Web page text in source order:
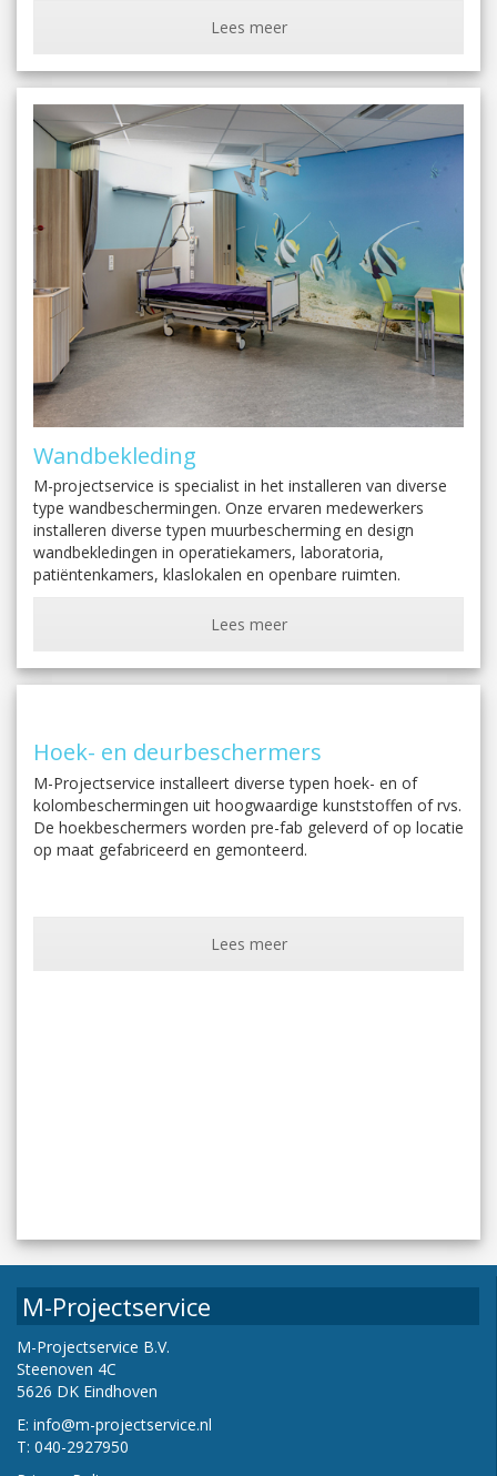
Lees meer
Wandbekleding
M-projectservice is specialist in het installeren van diverse
type wandbeschermingen. Onze ervaren medewerkers
installeren diverse typen muurbescherming en design
wandbekledingen in operatiekamers, laboratoria,
patiëntenkamers, klaslokalen en openbare ruimten.
Lees meer
Hoek- en deurbeschermers
M-Projectservice installeert diverse typen hoek- en of
kolombeschermingen uit hoogwaardige kunststoffen of rvs.
De hoekbeschermers worden pre-fab geleverd of op locatie
op maat gefabriceerd en gemonteerd.
Lees meer
M-Projectservice
M-Projectservice B.V.
Steenoven 4C
5626 DK Eindhoven
E: info@m-projectservice.nl
T: 040-2927950